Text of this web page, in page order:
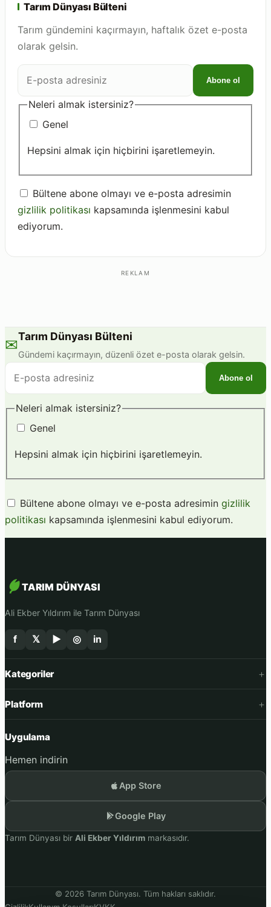
Tarım Dünyası Bülteni
Tarım gündemini kaçırmayın, haftalık özet e-posta
olarak gelsin.
E-
posta
adresiniz
Abone ol
Neleri almak istersiniz?
Genel
Hepsini almak için hiçbirini işaretlemeyin.
Bültene abone olmayı ve e-posta adresimin
gizlilik politikası kapsamında işlenmesini kabul
ediyorum.
REKLAM
✉Tarım Dünyası Bülteni
Gündemi kaçırmayın, düzenli özet e-posta olarak gelsin.
E-
posta
adresiniz
Abone ol
Neleri almak istersiniz?
Genel
Hepsini almak için hiçbirini işaretlemeyin.
Bültene abone olmayı ve e-posta adresimin gizlilik
politikası kapsamında işlenmesini kabul ediyorum.
TARIM DÜNYASI
Ali Ekber Yıldırım ile Tarım Dünyası
f 𝕏 ▶ ◎ in
Kategoriler
Platform
Uygulama
Hemen indirin
App Store
Google Play
Tarım Dünyası bir Ali Ekber Yıldırım markasıdır.
© 2026 Tarım Dünyası. Tüm hakları saklıdır.